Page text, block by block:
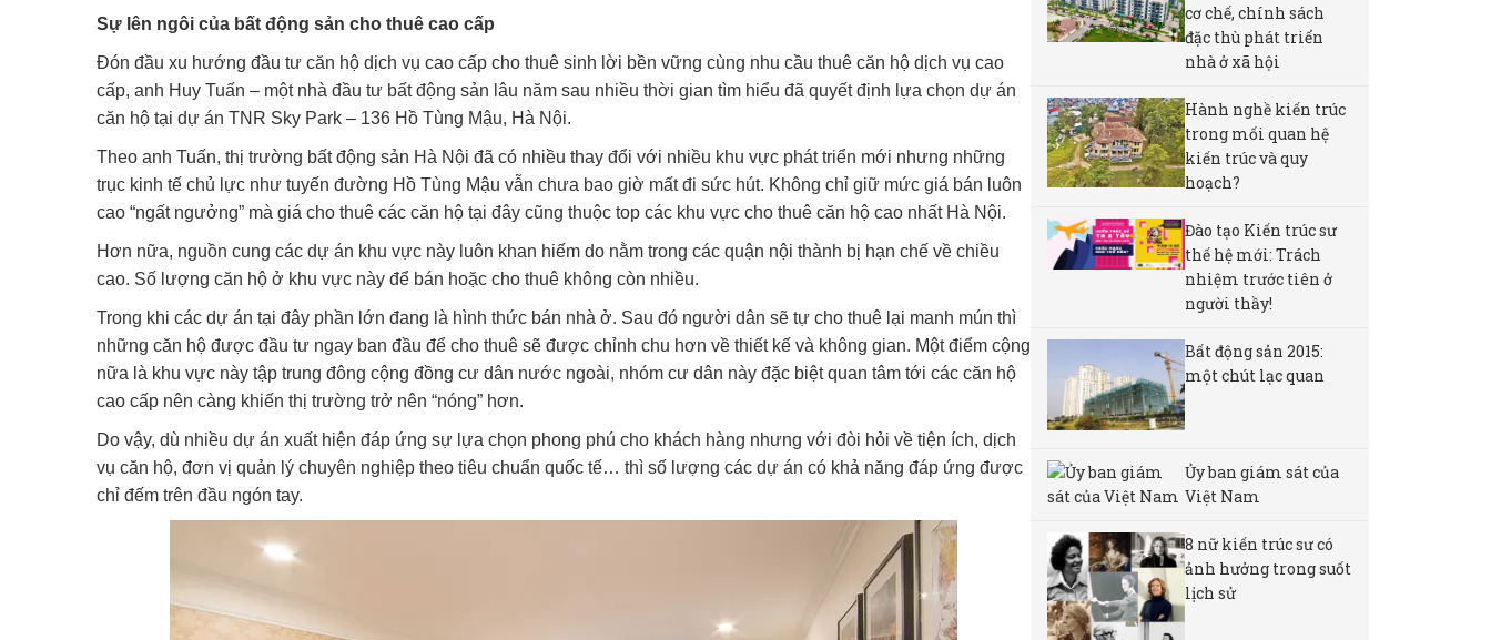
Sự lên ngôi của bất động sản cho thuê cao cấp
Đón đầu xu hướng đầu tư căn hộ dịch vụ cao cấp cho thuê sinh lời bền vững cùng nhu cầu thuê căn hộ dịch vụ cao
cấp, anh Huy Tuấn – một nhà đầu tư bất động sản lâu năm sau nhiều thời gian tìm hiểu đã quyết định lựa chọn dự án
căn hộ tại dự án TNR Sky Park – 136 Hồ Tùng Mậu, Hà Nội.
Theo anh Tuấn, thị trường bất động sản Hà Nội đã có nhiều thay đổi với nhiều khu vực phát triển mới nhưng những
trục kinh tế chủ lực như tuyến đường Hồ Tùng Mậu vẫn chưa bao giờ mất đi sức hút. Không chỉ giữ mức giá bán luôn
cao “ngất ngưởng” mà giá cho thuê các căn hộ tại đây cũng thuộc top các khu vực cho thuê căn hộ cao nhất Hà Nội.
Hơn nữa, nguồn cung các dự án khu vực này luôn khan hiếm do nằm trong các quận nội thành bị hạn chế về chiều
cao. Số lượng căn hộ ở khu vực này để bán hoặc cho thuê không còn nhiều.
Trong khi các dự án tại đây phần lớn đang là hình thức bán nhà ở. Sau đó người dân sẽ tự cho thuê lại manh mún thì
những căn hộ được đầu tư ngay ban đầu để cho thuê sẽ được chỉnh chu hơn về thiết kế và không gian. Một điểm cộng
nữa là khu vực này tập trung đông cộng đồng cư dân nước ngoài, nhóm cư dân này đặc biệt quan tâm tới các căn hộ
cao cấp nên càng khiến thị trường trở nên “nóng” hơn.
Do vậy, dù nhiều dự án xuất hiện đáp ứng sự lựa chọn phong phú cho khách hàng nhưng với đòi hỏi về tiện ích, dịch
vụ căn hộ, đơn vị quản lý chuyên nghiệp theo tiêu chuẩn quốc tế… thì số lượng các dự án có khả năng đáp ứng được
chỉ đếm trên đầu ngón tay.
cơ chế, chính sách
đặc thù phát triển
nhà ở xã hội
Hành nghề kiến trúc
trong mối quan hệ
kiến trúc và quy
hoạch?
Đào tạo Kiến trúc sư
thế hệ mới: Trách
nhiệm trước tiên ở
người thầy!
Bất động sản 2015:
một chút lạc quan
Ủy ban giám sát của
Việt Nam
8 nữ kiến ​​trúc sư có
ảnh hưởng trong suốt
lịch sử